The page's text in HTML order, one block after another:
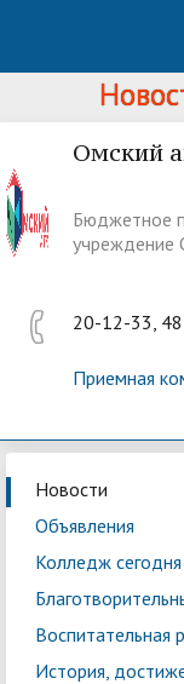
Омский
Бюджетное
учреждение
20-12-33,
Приемная
Новости
Объявления
Колледж сегодня
Воспитательная
История,